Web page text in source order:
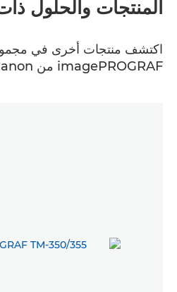
المنتجات والحلول
اكتشف منتجات أخرى في
imagePROGRAF من Canon.